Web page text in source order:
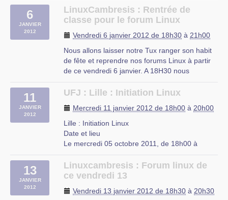
Lille
Rudder, Nicolas Charles. Sujet : Piloter vos
services informatiques avec Rudder.
Management. (…)
ICAB Business & Technology Incubator
Witte Patersstraat 4 rue de Pères Blancs
1040 Brussel-Bruxelles (Etterbeek)
6
JANVIER
2012
LinuxCambresis : Rentrée de
classe pour le forum Linux
Vendredi 6 janvier 2012 de 18h30 à 21h00
Nous allons laisser notre Tux ranger son habit
de fête et reprendre nos forums Linux à partir
de ce vendredi 6 janvier. A 18H30 nous
de vive voix une bonne et heureuse année
GNU/Linux.
CIP Proville
11
JANVIER
2012
UFJ : Lille : Initiation Linux
Mercredi 11 janvier 2012 de 18h00 à 20h00
Lille : Initiation Linux
Date et lieu
Le mercredi 05 octobre 2011, de 18h00 à
À Lille, Nord-Pas-de-Calais
Description
niveau débutant tous les mercredis de 18h à
13
JANVIER
2012
Linuxcambresis : Forum linux de
ce vendredi 13
Vendredi 13 janvier 2012 de 18h30 à 20h30